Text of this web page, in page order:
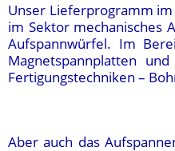
Unser Lieferprogramm
im Sektor mechanisches
Aufspannwürfel. Im
Magnetspannplatten
Fertigungstechniken –
Aber auch das